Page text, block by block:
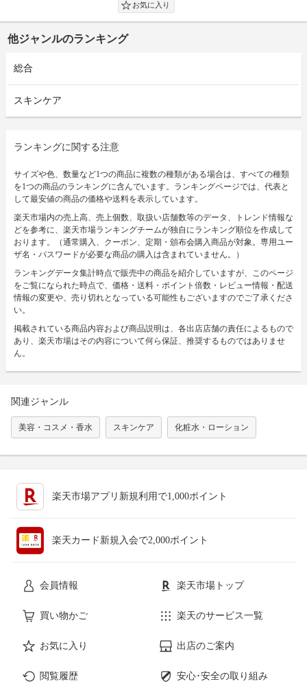
他ジャンルのランキング
総合
スキンケア
ランキングに関する注意
サイズや色、数量など1つの商品に複数の種類がある場合は、すべての種類
を1つの商品のランキングに含んでいます。ランキングページでは、代表と
して最安値の商品の価格や送料を表示しています。
楽天市場内の売上高、売上個数、取扱い店舗数等のデータ、トレンド情報な
どを参考に、楽天市場ランキングチームが独自にランキング順位を作成して
おります。（通常購入、クーポン、定期・頒布会購入商品が対象。専用ユー
ザ名・パスワードが必要な商品の購入は含まれていません。）
ランキングデータ集計時点で販売中の商品を紹介していますが、このページ
をご覧になられた時点で、価格・送料・ポイント倍数・レビュー情報・配送
情報の変更や、売り切れとなっている可能性もございますのでご了承くださ
い。
掲載されている商品内容および商品説明は、各出店店舗の責任によるもので
あり、楽天市場はその内容について何ら保証、推奨するものではありませ
ん。
関連ジャンル
美容・コスメ・香水 スキンケア 化粧水・ローション
楽天市場アプリ新規利用で1,000ポイント
楽天カード新規入会で2,000ポイント
会員情報 楽天市場トップ
買い物かご 楽天のサービス一覧
お気に入り 出店のご案内
閲覧履歴 安心･安全の取り組み